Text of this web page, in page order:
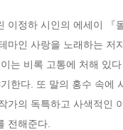
이정하 시인의 에세이
마인 사랑을 노래하는
는 비록 고통에 처해 있
한다. 또 말의 홍수 속에
가의 독특하고 사색적인
전해준다.